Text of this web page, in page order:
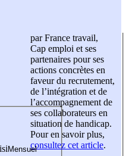
par France travail,
Cap emploi et ses
partenaires pour ses
actions concrètes en
faveur du recrutement,
de l’intégration et de
l’accompagnement de
ses collaborateurs en
situation de handicap.
Pour en savoir plus,
consultez cet article.